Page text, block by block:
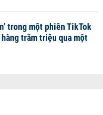
trong một phiên TikTok
trăm triệu qua một